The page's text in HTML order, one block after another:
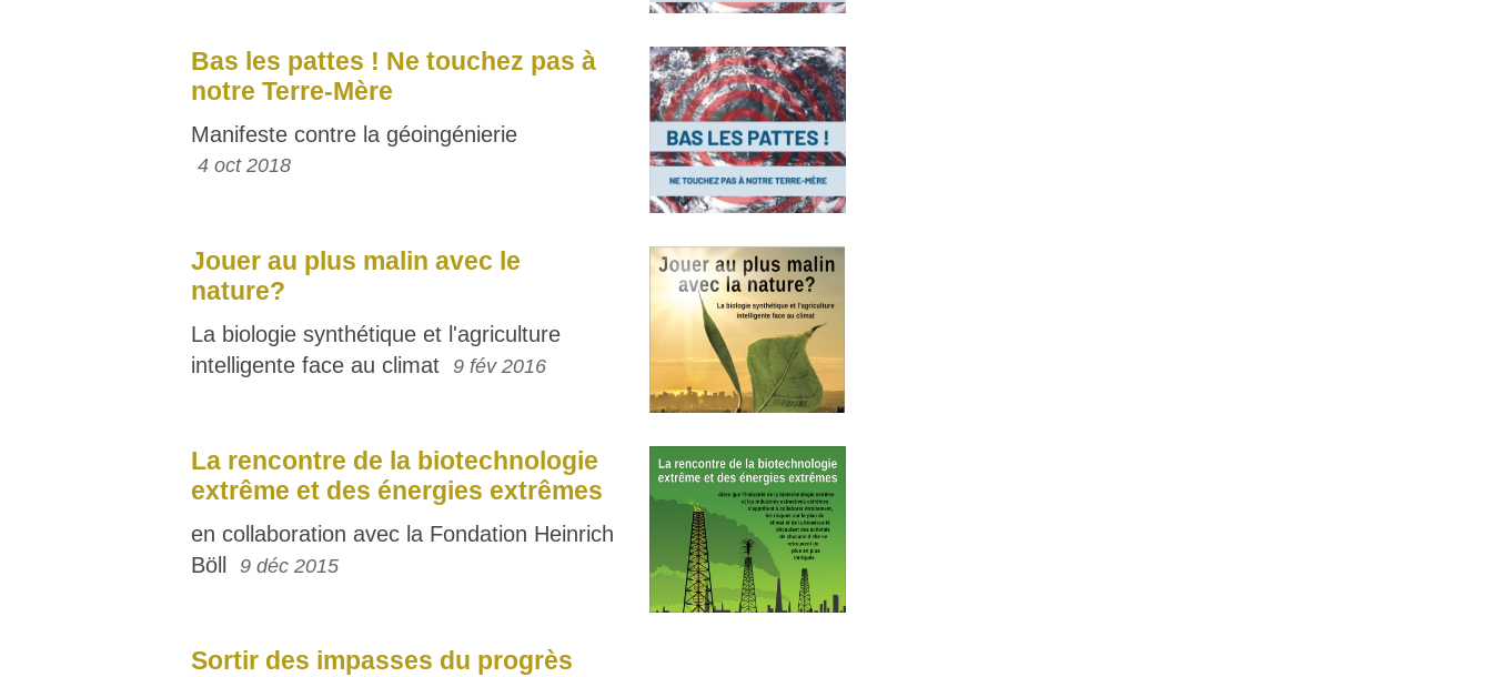
Bas les pattes ! Ne touchez pas à
notre Terre-Mère
Manifeste contre la géoingénierie
4 oct 2018
Jouer au plus malin avec le
nature?
La biologie synthétique et l'agriculture
intelligente face au climat 9 fév 2016
La rencontre de la biotechnologie
extrême et des énergies extrêmes
en collaboration avec la Fondation Heinrich
Böll
9 déc 2015
Sortir des impasses du progrès